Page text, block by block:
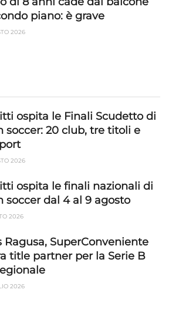
precisi,
prevenire e
errori, Erogare
e contenuto,
le scelte sulla
Sempre attivo
piano: è grave
2026
ospita le Finali Scudetto di
soccer: 20 club, tre titoli e
2026
ospita le finali nazionali di
soccer dal 4 al 9 agosto
2026
Ragusa, SuperConveniente
title partner per la Serie B
2026